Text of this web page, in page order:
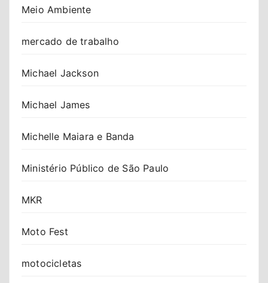
Meio Ambiente
mercado de trabalho
Michael Jackson
Michael James
Michelle Maiara e Banda
Ministério Público de São Paulo
MKR
Moto Fest
motocicletas